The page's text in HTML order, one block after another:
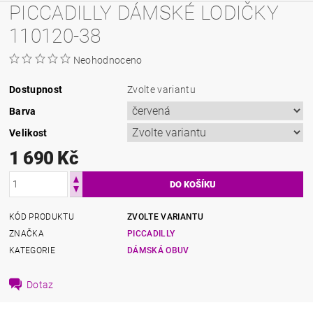
PICCADILLY DÁMSKÉ LODIČKY
110120-38
Neohodnoceno
Dostupnost
Zvolte variantu
Barva
Velikost
1 690 Kč
KÓD PRODUKTU
ZVOLTE VARIANTU
ZNAČKA
PICCADILLY
KATEGORIE
DÁMSKÁ OBUV
Dotaz